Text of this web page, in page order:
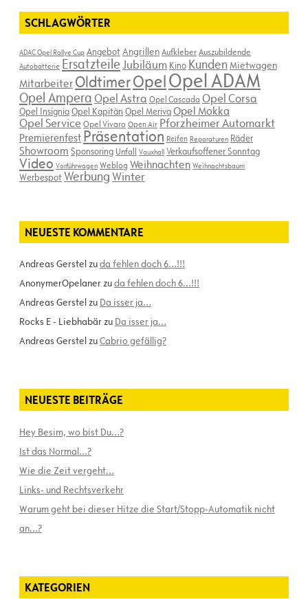
SCHLAGWÖRTER
ADAC Opel Rallye Cup AngebotAngrillenAufkleberAuszubildende
Autobatterie ErsatzteileJubiläum Kino KundenMietwagen
Mitarbeiter OldtimerOpelOpel ADAM
Opel AmperaOpel Astra Opel Cascada Opel Corsa
Opel InsigniaOpel Kapitän Opel MerivaOpel Mokka
Opel ServiceOpel Vivaro Open Air Pforzheimer Automarkt
Premierenfest Präsentation Reifen Reparaturen Räder
Showroom Sponsoring Unfall Vauxhall Verkaufsoffener Sonntag
Video Vorführwagen Weblog Weihnachten Weihnachtsbaum
WerbespotWerbungWinter
NEUESTE KOMMENTARE
Andreas Gerstel zuda fehlen doch 6…!!!
AnonymerOpelanerzuda fehlen doch 6…!!!
Andreas Gerstel zu Da isser ja…
Rocks E - Liebhabärzu Da isser ja…
Andreas Gerstel zuCabrio gefällig?
NEUESTE BEITRÄGE
Hey Besim, wo bist Du…?
Ist das Normal…?
Wie die Zeit vergeht…
Links- und Rechtsverkehr
Warum geht bei dieser Hitze die Start/Stopp-Automatik nicht
an…?
KATEGORIEN